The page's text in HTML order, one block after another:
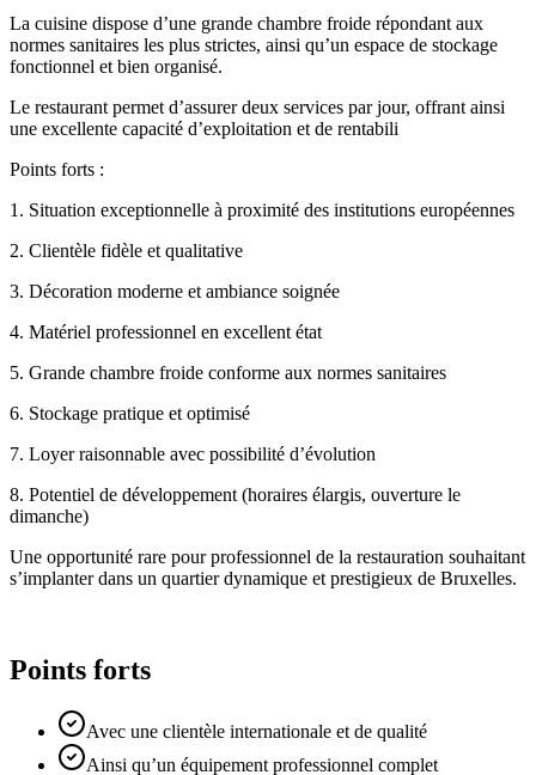
La cuisine dispose d’une grande chambre froide répondant aux
normes sanitaires les plus strictes, ainsi qu’un espace de stockage
fonctionnel et bien organisé.
Le restaurant permet d’assurer deux services par jour, offrant ainsi
une excellente capacité d’exploitation et de rentabili
Points forts :
1. Situation exceptionnelle à proximité des institutions européennes
2. Clientèle fidèle et qualitative
3. Décoration moderne et ambiance soignée
4. Matériel professionnel en excellent état
5. Grande chambre froide conforme aux normes sanitaires
6. Stockage pratique et optimisé
7. Loyer raisonnable avec possibilité d’évolution
8. Potentiel de développement (horaires élargis, ouverture le
dimanche)
Une opportunité rare pour professionnel de la restauration souhaitant
s’implanter dans un quartier dynamique et prestigieux de Bruxelles.
Points forts
Avec une clientèle internationale et de qualité
Ainsi qu’un équipement professionnel complet